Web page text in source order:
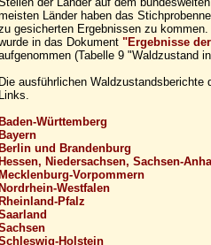
Länder haben das
gesicherten Ergebnissen zu
in das Dokument "Ergebnisse
(Tabelle 9 "Waldzustand
Die ausführlichen Waldzustandsberichte
Links.
Baden-Württemberg
Bayern
Berlin und Brandenburg
Hessen, Niedersachsen, Sachsen-
Mecklenburg-Vorpommern
Nordrhein-Westfalen
Rheinland-Pfalz
Holstein